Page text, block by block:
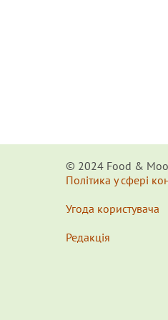
© 2024 Food &
Політика у сфері
Угода користувача
Редакція